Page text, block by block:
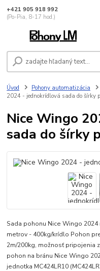
+421 905 918 992
(Po-Pia, 8-17 hod.)
Úvod Pohony automatizácia
2024 - jednokrídlová sada do šírky
Nice Wingo
sada do šírky
Sada pohonu Nice Wingo
metrov - 400kg/krídlo Pohon
2m/200kg, možnosť
pohon na bránu Nice Wingo
jednotka MC424LR10